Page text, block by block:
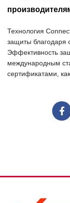
Технология
защиты благодаря
Эффективность
международным
сертификатами,